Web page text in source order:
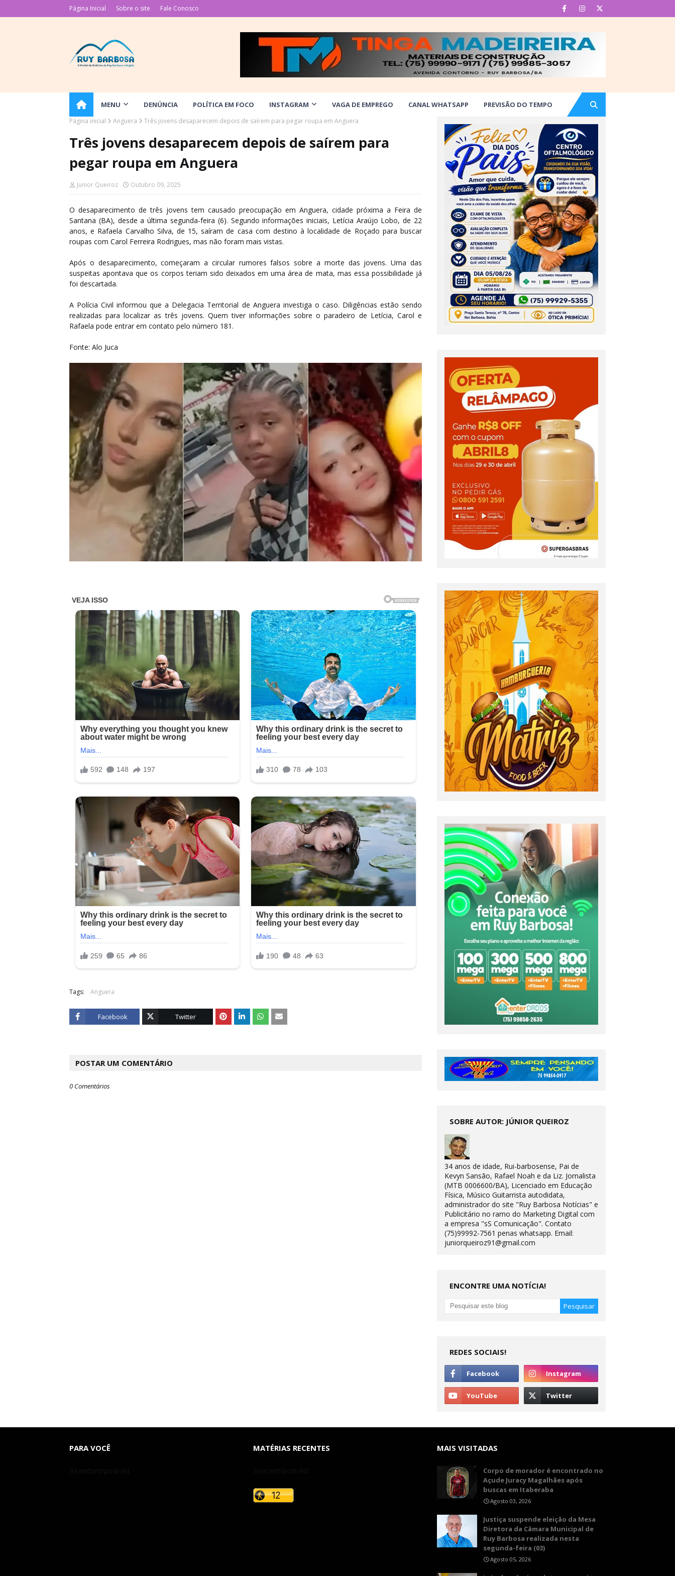
Página Inicial Sobre o site Fale Conosco
MENU DENÚNCIA POLÍTICA EM FOCO INSTAGRAM VAGA DE EMPREGO CANAL WHATSAPP PREVISÃO DO TEMPO
Página inicial Anguera Três jovens desaparecem depois de saírem para pegar roupa em Anguera
Três jovens desaparecem depois de saírem para
pegar roupa em Anguera
Junior Queiroz Outubro 09, 2025
O desaparecimento de três jovens tem causado preocupação em Anguera, cidade próxima a Feira de
Santana (BA), desde a última segunda-feira (6). Segundo informações iniciais, Letícia Araújo Lobo, de 22
anos, e Rafaela Carvalho Silva, de 15, saíram de casa com destino à localidade de Roçado para buscar
roupas com Carol Ferreira Rodrigues, mas não foram mais vistas.
Após o desaparecimento, começaram a circular rumores falsos sobre a morte das jovens. Uma das
suspeitas apontava que os corpos teriam sido deixados em uma área de mata, mas essa possibilidade já
foi descartada.
A Polícia Civil informou que a Delegacia Territorial de Anguera investiga o caso. Diligências estão sendo
realizadas para localizar as três jovens. Quem tiver informações sobre o paradeiro de Letícia, Carol e
Rafaela pode entrar em contato pelo número 181.
Fonte: Alo Juca
Tags: Anguera
Facebook Twitter
POSTAR UM COMENTÁRIO
0 Comentários
SOBRE AUTOR: JÚNIOR QUEIROZ
34 anos de idade, Rui-barbosense, Pai de
Kevyn Sansão, Rafael Noah e da Liz. Jornalista
(MTB 0006600/BA), Licenciado em Educação
Física, Músico Guitarrista autodidata,
administrador do site "Ruy Barbosa Notícias" e
Publicitário no ramo do Marketing Digital com
a empresa "sS Comunicação". Contato
(75)99992-7561 penas whatsapp. Email:
juniorqueiroz91@gmail.com
ENCONTRE UMA NOTÍCIA!
REDES SOCIAIS!
PARA VOCÊ
3/random/post-list
MATÉRIAS RECENTES
3/recent/post-list
MAIS VISITADAS
Corpo de morador é encontrado no
Açude Juracy Magalhães após
buscas em Itaberaba
Agosto 03, 2026
​Justiça suspende eleição da Mesa
Diretora da Câmara Municipal de
Ruy Barbosa realizada nesta
segunda-feira (03)
Agosto 05, 2026